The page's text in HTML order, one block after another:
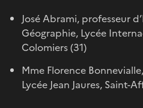
José Abrami, professeur
Géographie, Lycée
Colomiers (31)
Mme Florence
Lycée Jean Jaures, Saint-